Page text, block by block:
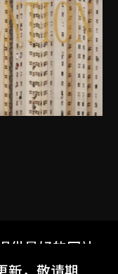
供最好的网站